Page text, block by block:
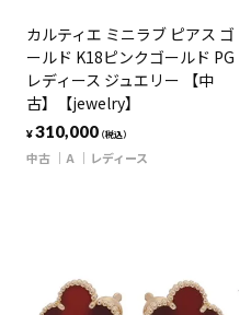
カルティエ ミニラブ ピアス ゴ
ールド K18ピンクゴールド PG
レディース ジュエリー 【中
古】【jewelry】
¥310,000（税込）
中古 A レディース